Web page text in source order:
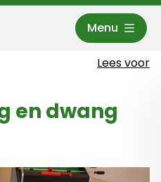
Menu
Lees voor
en dwang